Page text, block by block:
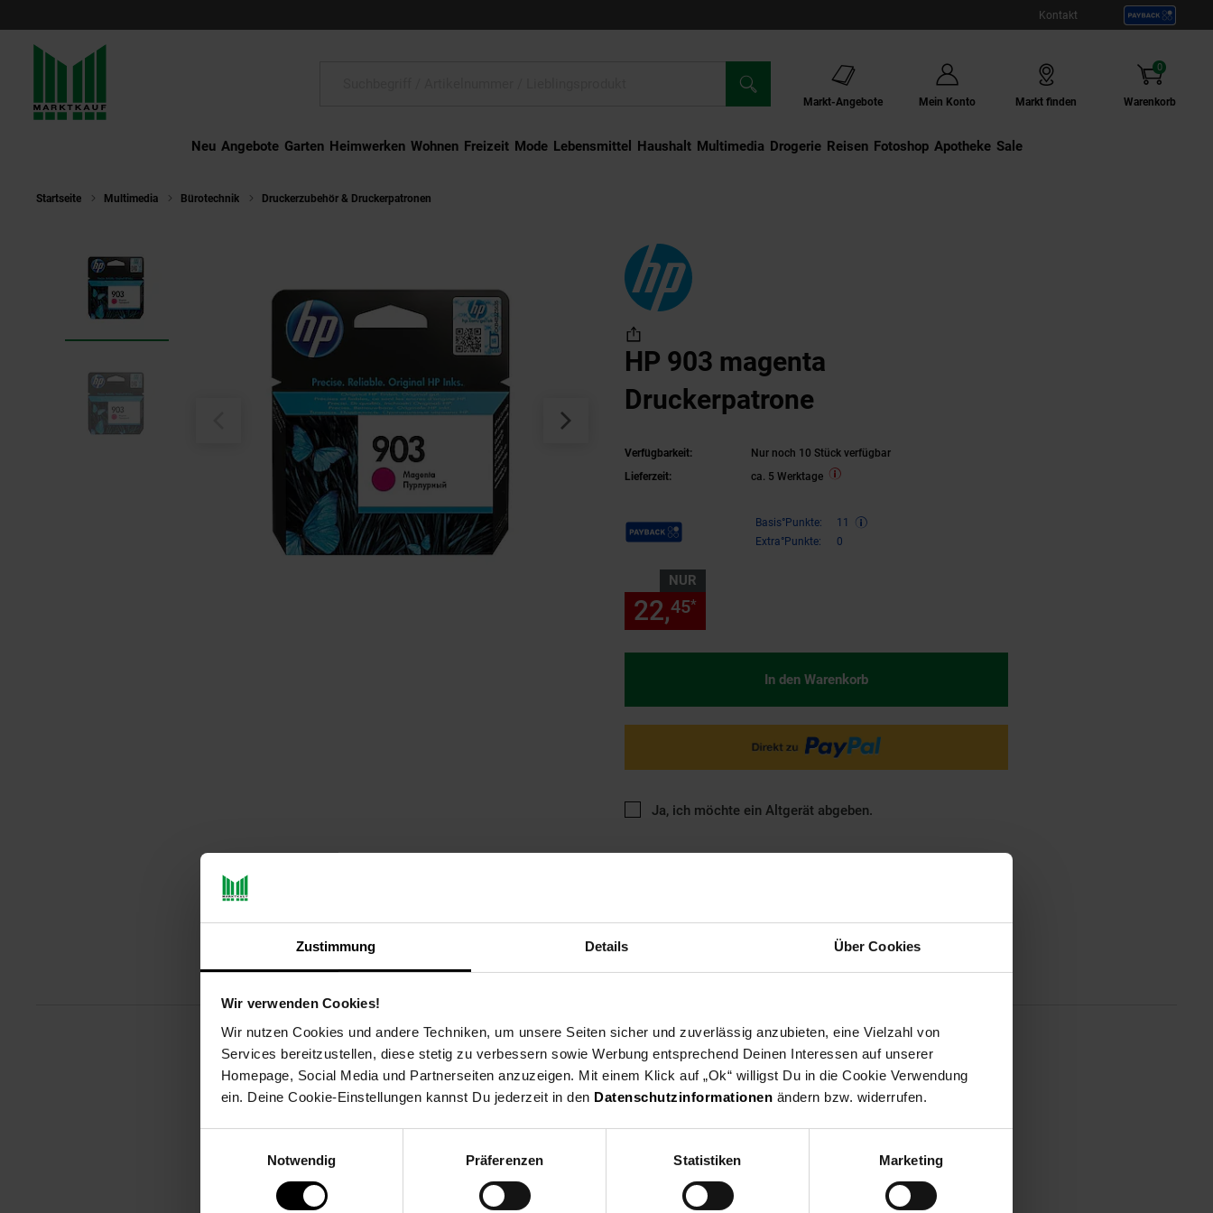
Zustimmung Details Über Cookies
Wir verwenden Cookies!
Wir nutzen Cookies und andere Techniken, um unsere Seiten sicher und zuverlässig anzubieten, eine Vielzahl von
Services bereitzustellen, diese stetig zu verbessern sowie Werbung entsprechend Deinen Interessen auf unserer
Homepage, Social Media und Partnerseiten anzuzeigen. Mit einem Klick auf „Ok“ willigst Du in die Cookie Verwendung
ein. Deine Cookie-Einstellungen kannst Du jederzeit in den Datenschutzinformationen ändern bzw. widerrufen.
Notwendig
Präferenzen Statistiken Marketing
Kontakt
Markt-Angebote Mein Konto Markt finden Warenkorb
0
Artikel
Neu Angebote Garten Heimwerken Wohnen Freizeit Mode Lebensmittel Haushalt Multimedia Drogerie Externer Link:
Reisen Externer Link:
Fotoshop Externer Link:
Apotheke Sale
Startseite Multimedia Bürotechnik Druckerzubehör & Druckerpatronen
HP 903 magenta
Druckerpatrone
Verfügbarkeit:
Nur noch 10 Stück verfügbar
Lieferzeit:
ca. 5 Werktage
Payback Punkte Basis°Punkte:
11
Extra°Punkte:
0
NUR
22,45*
In den Warenkorb
Ja, ich möchte ein Altgerät abgeben.
Produktbeschreibung Versandinformationen Herstellerinformationen Altgeräterücknahme
Original HP Tintenpatronen, erstklassige Druckqualität, hohe Zuverlässigkeit und einfache Handhabung.
Artikelnummer: 3093525000
Artikel gehört zur Kategorie:Druckerzubehör & Druckerpatronen